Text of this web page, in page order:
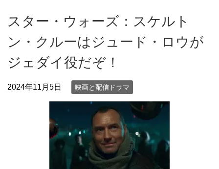
スター・ウォーズ：スケルト
ン・クルーはジュード・ロウが
ジェダイ役だぞ！
2024年11月5日 映画と配信ドラマ